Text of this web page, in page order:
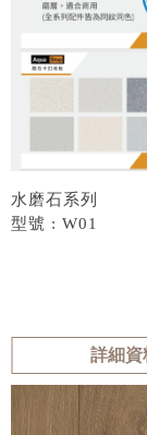
水磨石系列
型號 : W01
詳細資